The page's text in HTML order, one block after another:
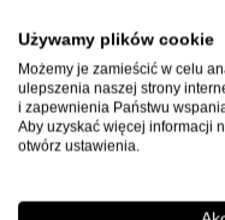
120x120x0,6 Płytka
Używamy plików cookie
Możemy je zamieścić w celu
ulepszenia naszej strony
i zapewnienia Państwu
Aby uzyskać więcej informacji
otwórz ustawienia.